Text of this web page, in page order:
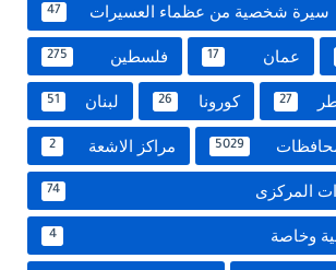
سيرة شخصية من عظماء العسيرات 47
عمان 17 فلسطين 275
27 كورونا 26 لبنان 51
5029 مراكز الاشعة 2
المركزى 74
وخاصة 4